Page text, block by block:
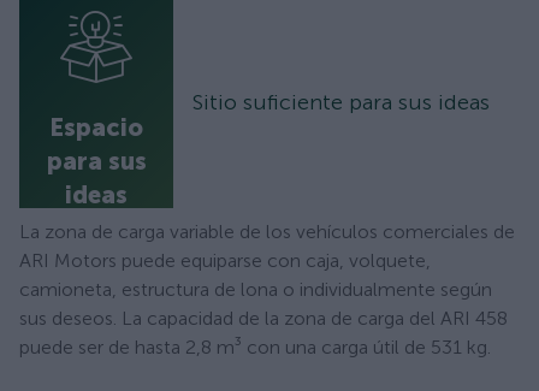
Espacio
para sus
ideas
Sitio suficiente para sus ideas
La zona de carga variable de los vehículos comerciales de
ARI Motors puede equiparse con caja, volquete,
camioneta, estructura de lona o individualmente según
sus deseos. La capacidad de la zona de carga del ARI 458
puede ser de hasta 2,8 m³ con una carga útil de 531 kg.